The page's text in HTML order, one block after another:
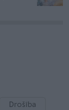
Drošība